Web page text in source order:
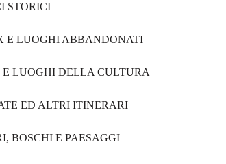
STORICI
E LUOGHI ABBANDONATI
E LUOGHI DELLA CULTURA
ED ALTRI ITINERARI
BOSCHI E PAESAGGI
Bagno di Piano
Bagno di Piano